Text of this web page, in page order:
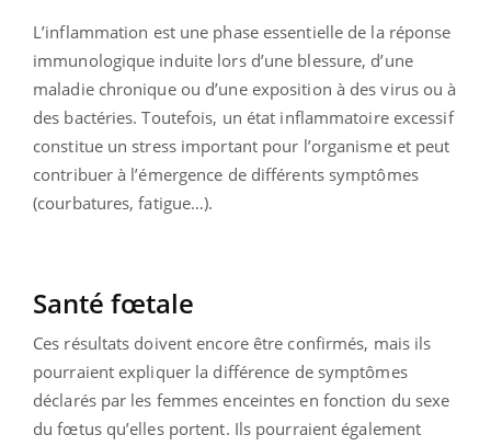
L’inflammation est une phase essentielle de la réponse
immunologique induite lors d’une blessure, d’une
maladie chronique ou d’une exposition à des virus ou à
des bactéries. Toutefois, un état inflammatoire excessif
constitue un stress important pour l’organisme et peut
contribuer à l’émergence de différents symptômes
(courbatures, fatigue…).
Santé fœtale
Ces résultats doivent encore être confirmés, mais ils
pourraient expliquer la différence de symptômes
déclarés par les femmes enceintes en fonction du sexe
du fœtus qu’elles portent. Ils pourraient également